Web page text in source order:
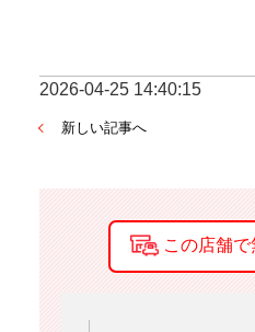
2026-04-25 14:40:15
新しい記事へ